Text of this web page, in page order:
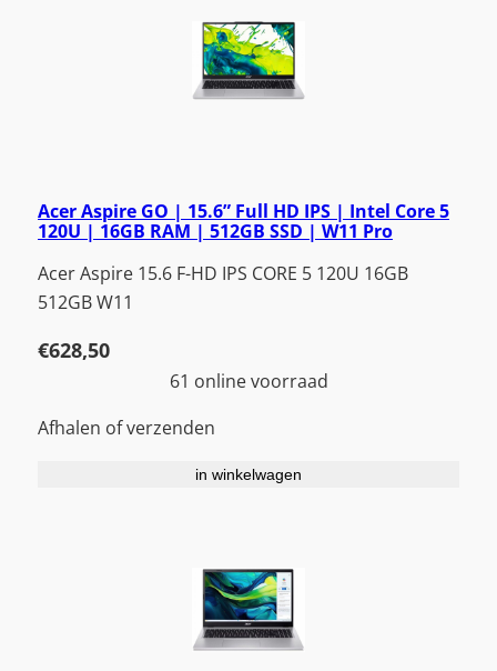
Acer Aspire GO | 15.6” Full HD IPS | Intel Core 5
120U | 16GB RAM | 512GB SSD | W11 Pro
Acer Aspire 15.6 F-HD IPS CORE 5 120U 16GB
512GB W11
€628,50
61 online voorraad
Afhalen of verzenden
in winkelwagen